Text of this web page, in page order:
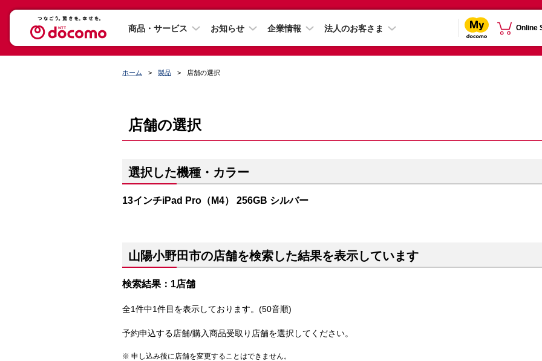
商品・サービス お知らせ 企業情報 法人のお客さま Online
ホーム 製品 店舗の選択
店舗の選択
選択した機種・カラー
13インチiPad Pro（M4） 256GB シルバー
山陽小野田市の店舗を検索した結果を表示しています
検索結果：1店舗
全1件中1件目を表示しております。(50音順)
予約申込する店舗/購入商品受取り店舗を選択してください。
申し込み後に店舗を変更することはできません。